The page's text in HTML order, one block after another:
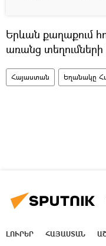
Երևան քաղաքում
առանց
Հայաստան Եղանակը
ԼՈՒՐԵՐ ՀԱՅԱՍՏԱՆ